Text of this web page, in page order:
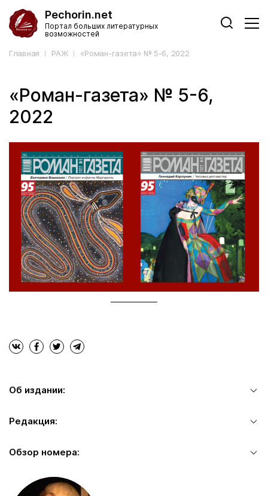
Pechorin.net
Портал больших литературных
возможностей
Главная РАЖ «Роман-газета» № 5-6, 2022
«Роман-газета» № 5-6,
2022
Об издании:
Редакция:
Обзор номера: